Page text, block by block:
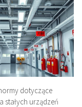
dotyczące
stałych urządzeń